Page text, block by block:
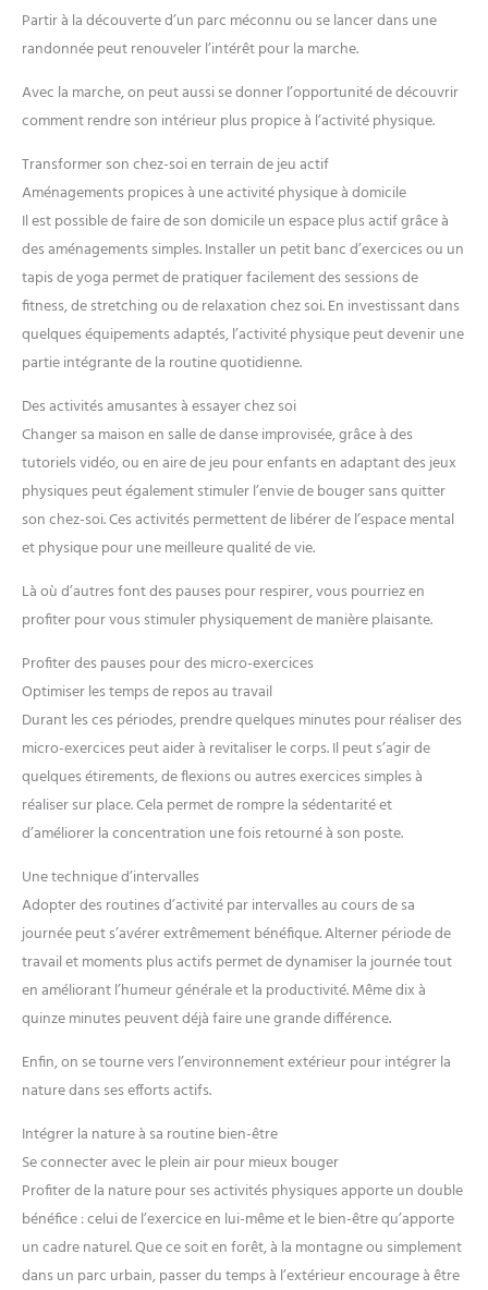
Partir à la découverte d’un parc méconnu ou se lancer dans une
randonnée peut renouveler l’intérêt pour la marche.
Avec la marche, on peut aussi se donner l’opportunité de découvrir
comment rendre son intérieur plus propice à l’activité physique.
Transformer son chez-soi en terrain de jeu actif
Aménagements propices à une activité physique à domicile
Il est possible de faire de son domicile un espace plus actif grâce à
des aménagements simples. Installer un petit banc d’exercices ou un
tapis de yoga permet de pratiquer facilement des sessions de
fitness, de stretching ou de relaxation chez soi. En investissant dans
quelques équipements adaptés, l’activité physique peut devenir une
partie intégrante de la routine quotidienne.
Des activités amusantes à essayer chez soi
Changer sa maison en salle de danse improvisée, grâce à des
tutoriels vidéo, ou en aire de jeu pour enfants en adaptant des jeux
physiques peut également stimuler l’envie de bouger sans quitter
son chez-soi. Ces activités permettent de libérer de l’espace mental
et physique pour une meilleure qualité de vie.
Là où d’autres font des pauses pour respirer, vous pourriez en
profiter pour vous stimuler physiquement de manière plaisante.
Profiter des pauses pour des micro-exercices
Optimiser les temps de repos au travail
Durant les ces périodes, prendre quelques minutes pour réaliser des
micro-exercices peut aider à revitaliser le corps. Il peut s’agir de
quelques étirements, de flexions ou autres exercices simples à
réaliser sur place. Cela permet de rompre la sédentarité et
d’améliorer la concentration une fois retourné à son poste.
Une technique d’intervalles
Adopter des routines d’activité par intervalles au cours de sa
journée peut s’avérer extrêmement bénéfique. Alterner période de
travail et moments plus actifs permet de dynamiser la journée tout
en améliorant l’humeur générale et la productivité. Même dix à
quinze minutes peuvent déjà faire une grande différence.
Enfin, on se tourne vers l’environnement extérieur pour intégrer la
nature dans ses efforts actifs.
Intégrer la nature à sa routine bien-être
Se connecter avec le plein air pour mieux bouger
Profiter de la nature pour ses activités physiques apporte un double
bénéfice : celui de l’exercice en lui-même et le bien-être qu’apporte
un cadre naturel. Que ce soit en forêt, à la montagne ou simplement
dans un parc urbain, passer du temps à l’extérieur encourage à être